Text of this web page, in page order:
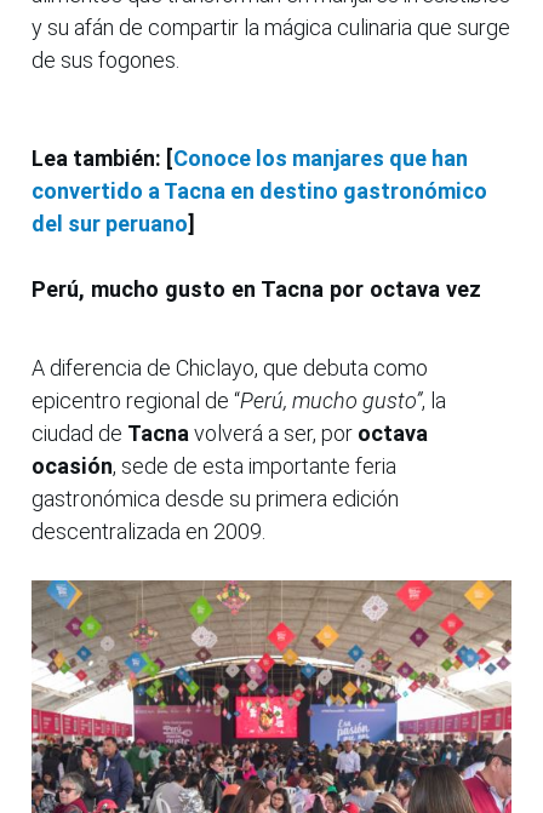
y su afán de compartir la mágica culinaria que surge
de sus fogones.
Lea también: [Conoce los manjares que han
convertido a Tacna en destino gastronómico
del sur peruano]
Perú, mucho gusto en Tacna por octava vez
A diferencia de Chiclayo, que debuta como
epicentro regional de “Perú, mucho gusto”, la
ciudad de Tacna volverá a ser, por octava
ocasión, sede de esta importante feria
gastronómica desde su primera edición
descentralizada en 2009.